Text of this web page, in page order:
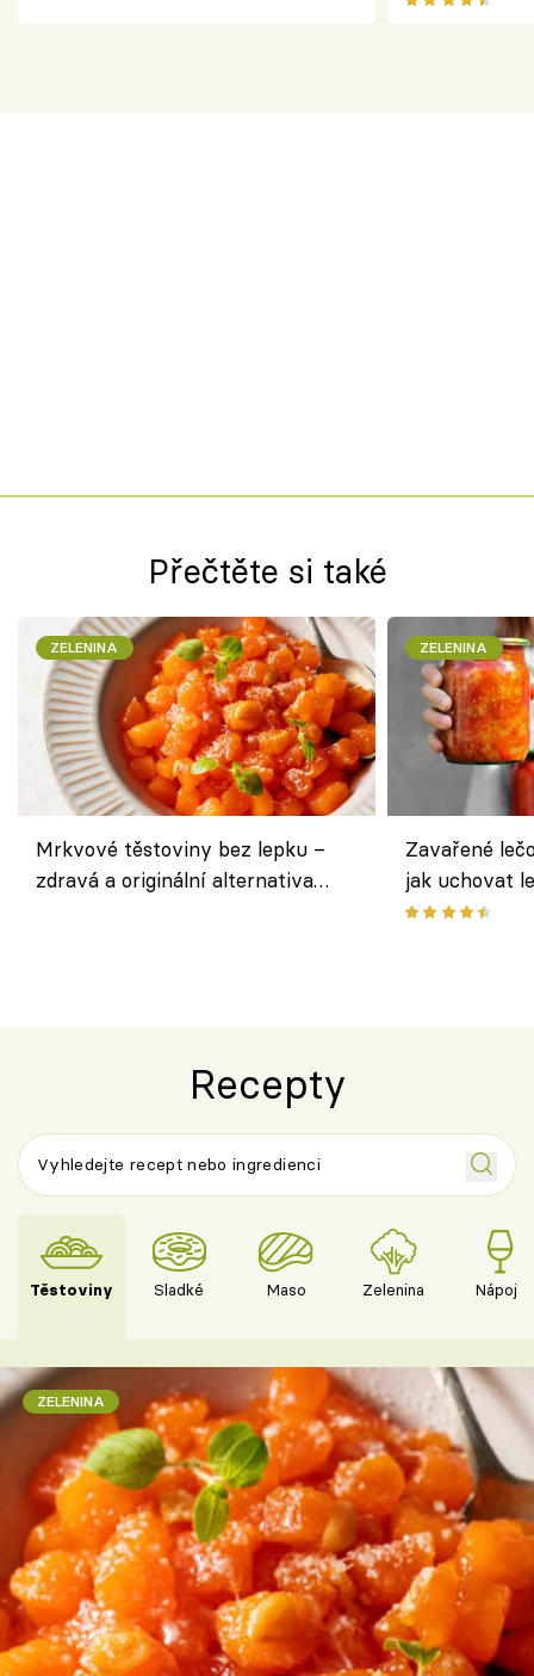
Přečtěte si také
ZELENINA
Mrkvové těstoviny bez lepku –
zdravá a originální alternativa
ZELENINA
Zavařené
jak uchovat
Recepty
Těstoviny Sladké Maso Zelenina Nápoje
ZELENINA